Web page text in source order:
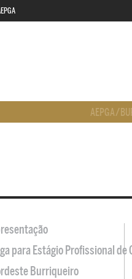
AEPGA/
para Estágio Profissional de
Burriqueiro